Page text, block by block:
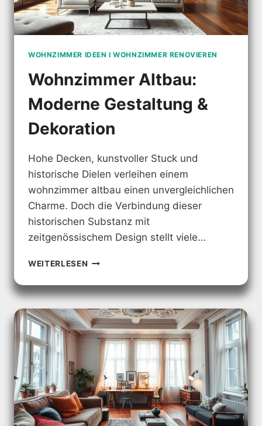
WOHNZIMMER IDEEN I WOHNZIMMER RENOVIEREN
Wohnzimmer Altbau:
Moderne Gestaltung &
Dekoration
Hohe Decken, kunstvoller Stuck und
historische Dielen verleihen einem
wohnzimmer altbau einen unvergleichlichen
Charme. Doch die Verbindung dieser
historischen Substanz mit
zeitgenössischem Design stellt viele…
WEITERLESEN WOHNZIMMER
MODERNE
GESTALTUNG
&
DEKORATION